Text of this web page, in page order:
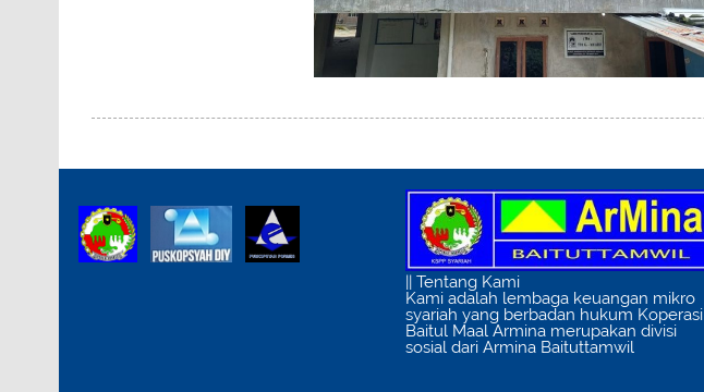
|| Tentang Kami
Kami adalah lembaga keuangan mikro
syariah yang berbadan hukum Koperasi
Baitul Maal Armina merupakan divisi
sosial dari Armina Baituttamwil